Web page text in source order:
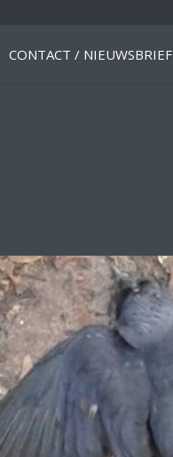
CONTACT / NIEUWSBRIEF